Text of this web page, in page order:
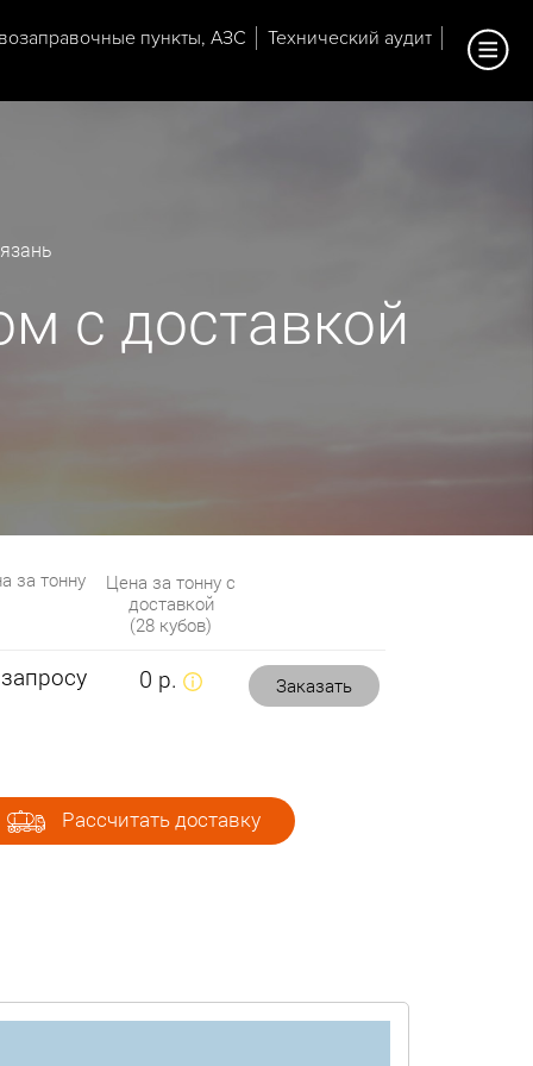
пункты, АЗС
Технический аудит
с доставкой
за тонну
Цена за тонну с
доставкой
(28 кубов)
0 р. Заказать
Рассчитать доставку